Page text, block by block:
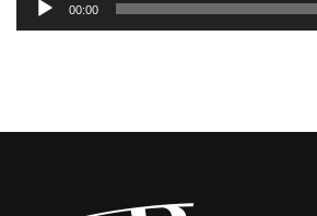
00:00